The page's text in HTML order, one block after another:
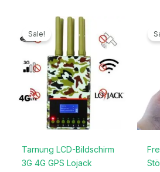
Sale!
Tarnung LCD-Bildschirm
3G 4G GPS Lojack
Ursprünglicher
Preis
war:
699,00€
Aktueller
ist:
356,99€.